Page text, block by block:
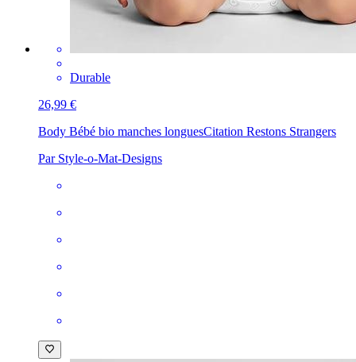
Durable
26,99 €
Body Bébé bio manches longuesCitation Restons Strangers
Par Style-o-Mat-Designs